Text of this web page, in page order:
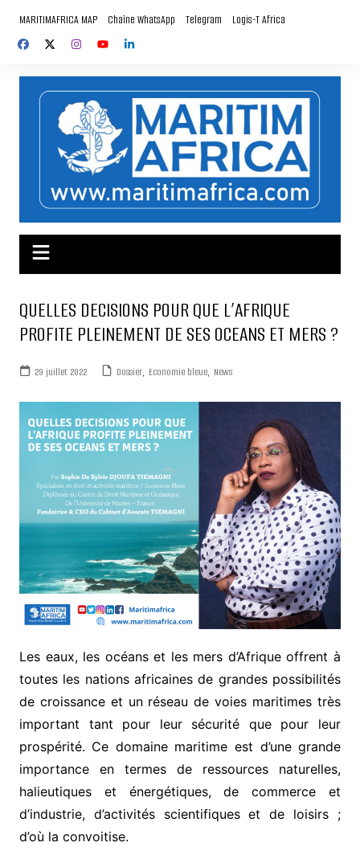
contenu
MARITIMAFRICA MAP Chaîne WhatsApp Telegram Logis-T Africa
QUELLES DECISIONS POUR QUE L’AFRIQUE
PROFITE PLEINEMENT DE SES OCEANS ET MERS ?
29 juillet 2022 Dossier, Economie bleue, News
Les eaux, les océans et les mers d’Afrique offrent à
toutes les nations africaines de grandes possibilités
de croissance et un réseau de voies maritimes très
important tant pour leur sécurité que pour leur
prospérité. Ce domaine maritime est d’une grande
importance en termes de ressources naturelles,
halieutiques et énergétiques, de commerce et
d’industrie, d’activités scientifiques et de loisirs ;
d’où la convoitise.